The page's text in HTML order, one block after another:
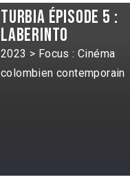
Turbia épisode 5 :
Laberinto
2023 > Focus : Cinéma
colombien contemporain